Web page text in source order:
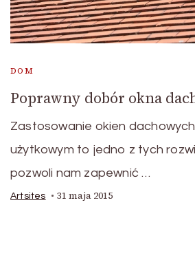
DOM
Poprawny dobór okna
Zastosowanie okien
użytkowym to jedno z tych
pozwoli nam zapewnić …
Artsites 31 maja 2015